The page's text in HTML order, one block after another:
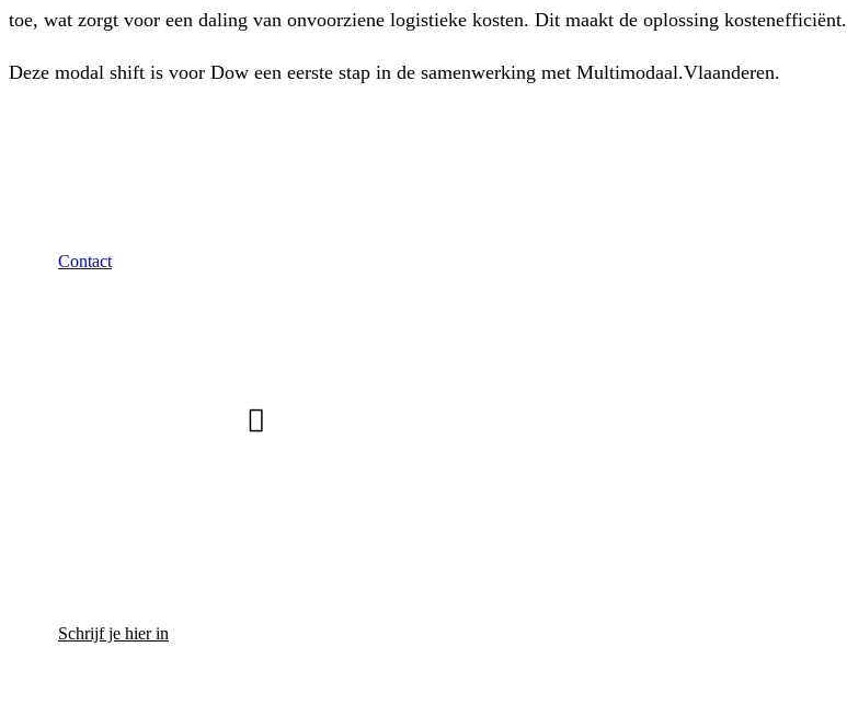
toe, wat zorgt voor een daling van onvoorziene logistieke kosten. Dit maakt de oplossing kostenefficiënt.
Deze modal shift is voor Dow een eerste stap in de samenwerking met Multimodaal.Vlaanderen.
Contact
Schrijf je hier in